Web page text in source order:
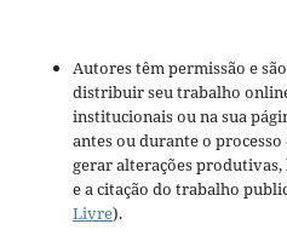
Autores têm permissão e
distribuir seu trabalho
institucionais ou na sua
antes ou durante o
gerar alterações
e a citação do trabalho
Livre).